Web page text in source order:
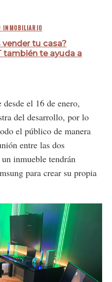
INMOBILIARIO
vender tu casa?
también te ayuda a
el 16 de enero,
del desarrollo, por lo
el público de manera
entre las dos
inmueble tendrán
para crear su propia